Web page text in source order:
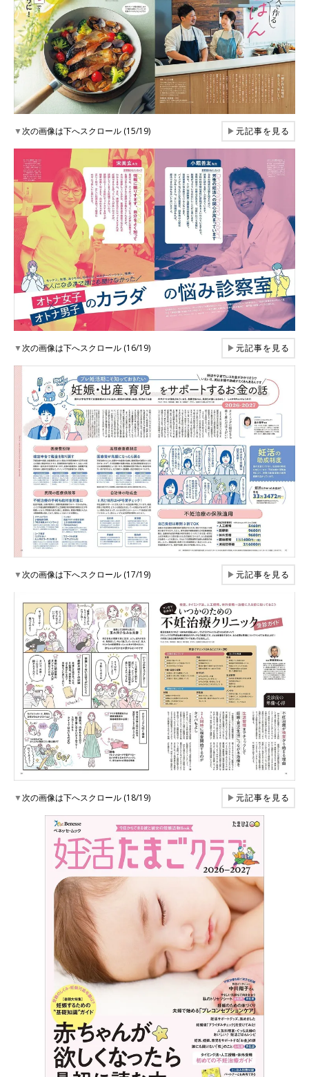
▼次の画像は下へスクロール (15/19) ▶元記事を見る
▼次の画像は下へスクロール (16/19) ▶元記事を見る
▼次の画像は下へスクロール (17/19) ▶元記事を見る
▼次の画像は下へスクロール (18/19) ▶元記事を見る